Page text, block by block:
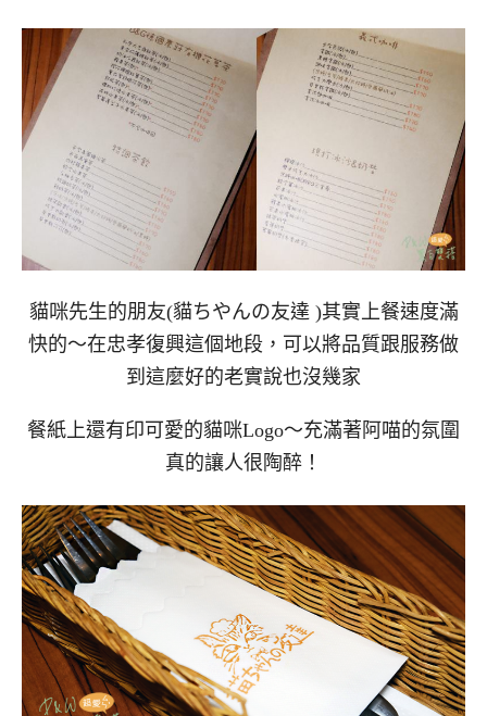
貓咪先生的朋友(貓ちやんの友達 )其實上餐速度滿
快的～在忠孝復興這個地段，可以將品質跟服務做
到這麼好的老實說也沒幾家
餐紙上還有印可愛的貓咪Logo～充滿著阿喵的氛圍
真的讓人很陶醉！